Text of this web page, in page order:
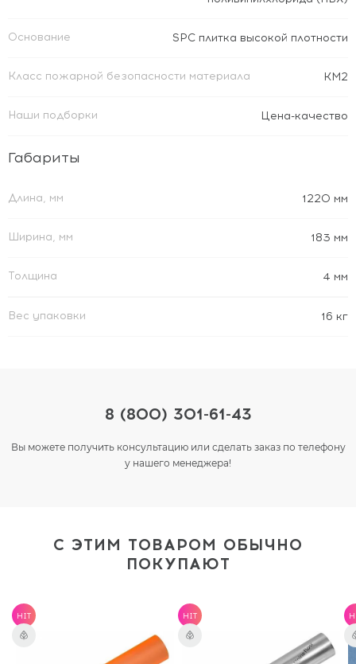
Основание SPC плитка высокой плотности
Класс пожарной безопасности материала КМ2
Наши подборки Цена-качество
Габариты
Длина, мм 1220 мм
Ширина, мм 183 мм
Толщина 4 мм
Вес упаковки 16 кг
8 (800) 301-61-43
Вы можете получить консультацию или сделать заказ по телефону
у нашего менеджера!
С ЭТИМ ТОВАРОМ ОБЫЧНО
ПОКУПАЮТ
HIT HIT